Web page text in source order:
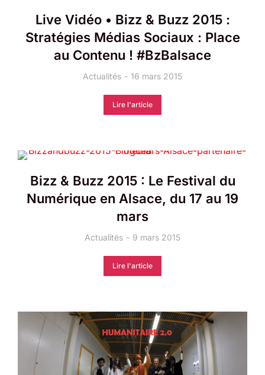
Live Vidéo • Bizz & Buzz 2015 :
Stratégies Médias Sociaux : Place
au Contenu ! #BzBalsace
Actualités 16 mars 2015
Lire l'article
Bizz & Buzz 2015 : Le Festival du
Numérique en Alsace, du 17 au 19
mars
Actualités 9 mars 2015
Lire l'article